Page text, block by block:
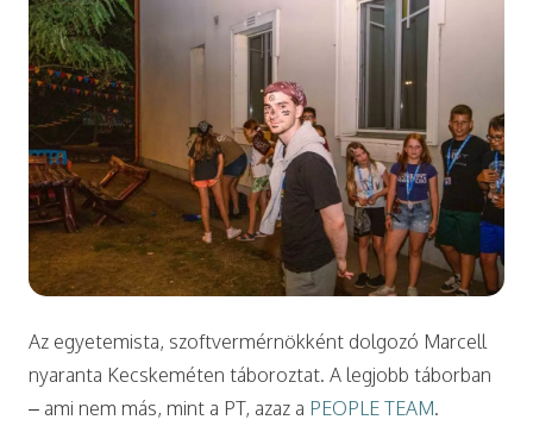
Az egyetemista, szoftvermérnökként dolgozó Marcell
nyaranta Kecskeméten táboroztat. A legjobb táborban
– ami nem más, mint a PT, azaz a PEOPLE TEAM.